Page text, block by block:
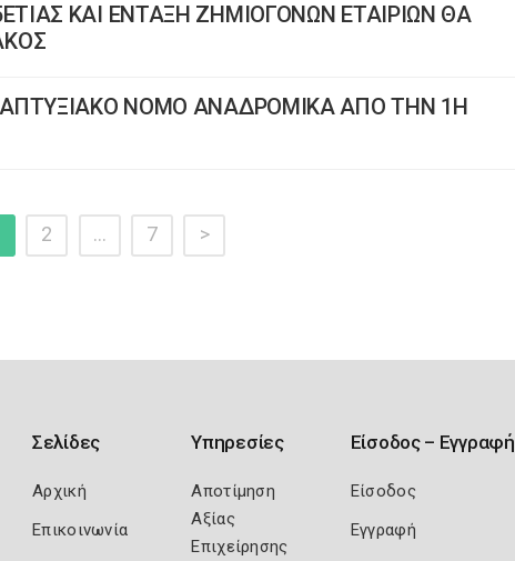
ΚΑΙ ΕΝΤΑΞΗ ΖΗΜΙΟΓΟΝΩΝ ΕΤΑΙΡΙΩΝ ΘΑ
ΝΟΜΟ ΑΝΑΔΡΟΜΙΚΑ ΑΠΟ ΤΗΝ 1Η
2 … 7 >
Σελίδες
Αρχική
Επικοινωνία
Υπηρεσίες
Αποτίμηση
Αξίας
Επιχείρησης
Είσοδος – Εγγραφή
Είσοδος
Εγγραφή